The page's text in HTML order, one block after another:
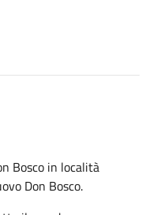
Bosco in località
Don Bosco.